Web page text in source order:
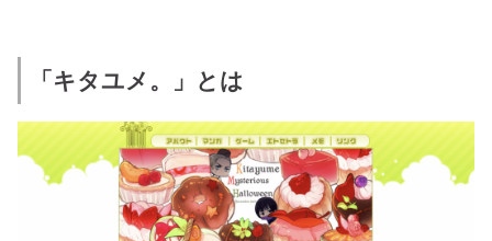
「キタユメ。」とは